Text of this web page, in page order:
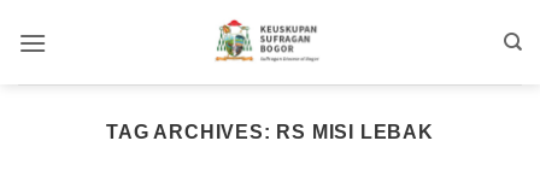
TAG ARCHIVES: RS MISI LEBAK